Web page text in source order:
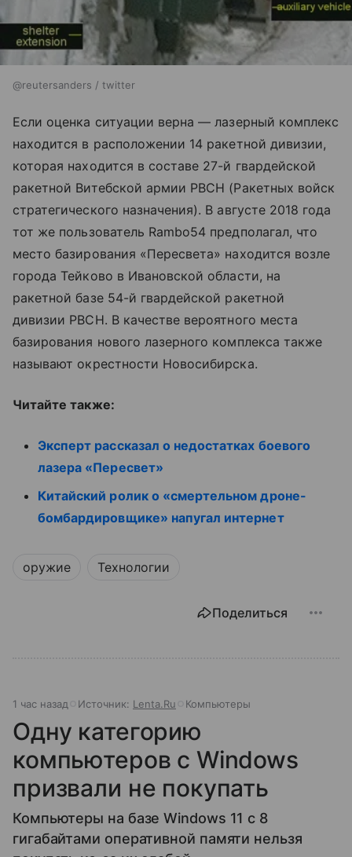
@reutersanders / twitter
Если оценка ситуации верна — лазерный комплекс
находится в расположении 14 ракетной дивизии,
которая находится в составе 27-й гвардейской
ракетной Витебской армии РВСН (Ракетных войск
стратегического назначения). В августе 2018 года
тот же пользователь Rambo54 предполагал, что
место базирования «Пересвета» находится возле
города Тейково в Ивановской области, на
ракетной базе 54-й гвардейской ракетной
дивизии РВСН. В качестве вероятного места
базирования нового лазерного комплекса также
называют окрестности Новосибирска.
Читайте также:
Эксперт рассказал о недостатках боевого
лазера «Пересвет»
Китайский ролик о «смертельном дроне-
бомбардировщике» напугал интернет
оружие Технологии
Поделиться
1 час назад Источник: Lenta.Ru Компьютеры
Одну категорию
компьютеров с Windows
призвали не покупать
Компьютеры на базе Windows 11 c 8
гигабайтами оперативной памяти нельзя